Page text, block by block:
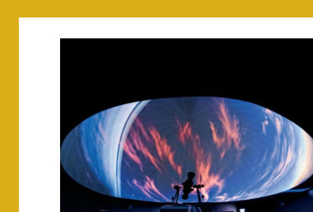
Museo de la
Ciencia y el
Cosmos